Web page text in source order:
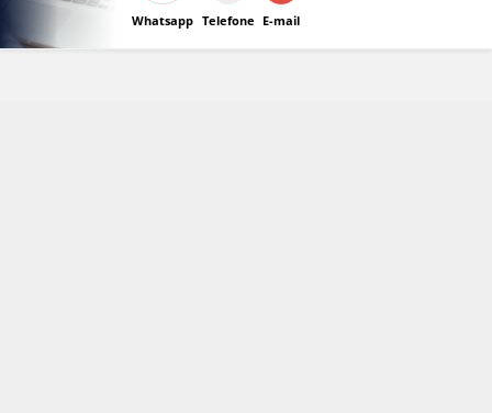
Whatsapp Telefone E-mail